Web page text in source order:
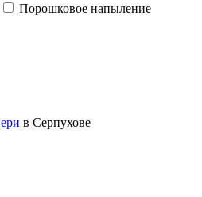
Порошковое напыление
в Серпухове